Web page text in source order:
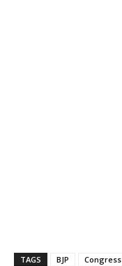
TAGS BJP Congress